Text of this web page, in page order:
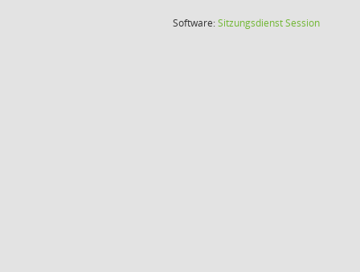
Software:SitzungsdienstSession(Wird in